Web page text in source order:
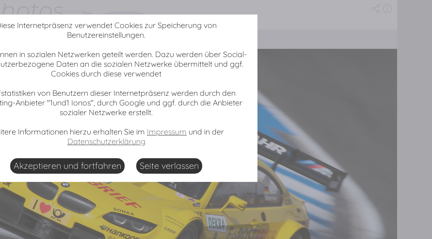
Internetpräsenz verwendet Cookies zur Speicherung von
Benutzereinstellungen.
in sozialen Netzwerken geteilt werden. Dazu werden über Social-
Daten an die sozialen Netzwerke übermittelt und ggf.
Cookies durch diese verwendet
von Benutzern dieser Internetpräsenz werden durch den
Anbieter "1und1 Ionos", durch Google und ggf. durch die Anbieter
sozialer Netzwerke erstellt.
Informationen hierzu erhalten Sie im Impressum und in der
Datenschutzerklärung
Akzeptieren und fortfahren Seite verlassen